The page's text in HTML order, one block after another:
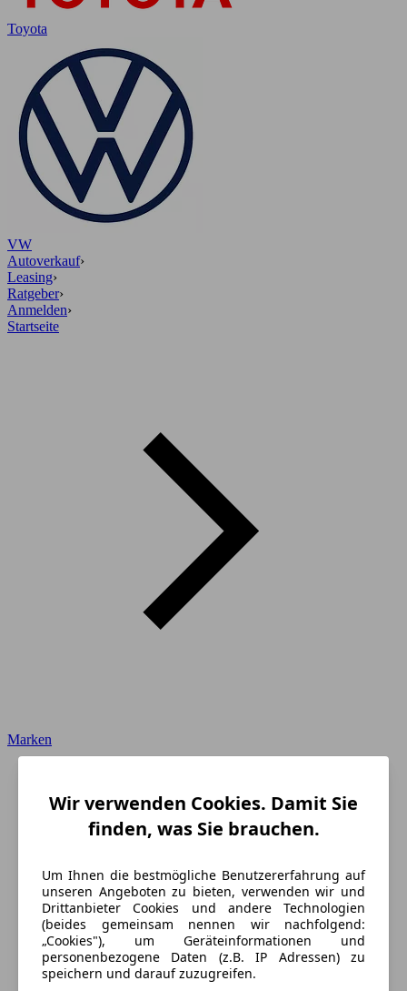
Toyota
VW
Autoverkauf›
Leasing›
Ratgeber›
Anmelden›
Startseite
Marken
Wir verwenden Cookies. Damit Sie
finden, was Sie brauchen.
Um Ihnen die bestmögliche Benutzererfahrung auf
unseren Angeboten zu bieten, verwenden wir und
Drittanbieter Cookies und andere Technologien
(beides gemeinsam nennen wir nachfolgend:
„Cookies"), um Geräteinformationen und
personenbezogene Daten (z.B. IP Adressen) zu
speichern und darauf zuzugreifen.